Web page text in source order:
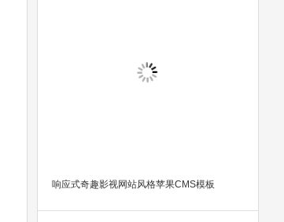
响应式奇趣影视网站风格苹果CMS模板